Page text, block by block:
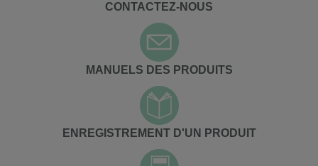
CONTACTEZ-NOUS
MANUELS DES PRODUITS
ENREGISTREMENT D'UN PRODUIT